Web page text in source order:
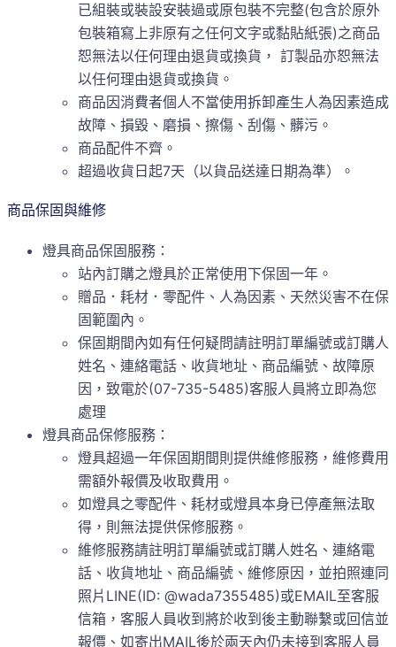
已組裝或裝設安裝過或原包裝不完整(包含於原外
包裝箱寫上非原有之任何文字或黏貼紙張)之商品
恕無法以任何理由退貨或換貨， 訂製品亦恕無法
以任何理由退貨或換貨。
商品因消費者個人不當使用拆卸產生人為因素造成
故障、損毀、磨損、擦傷、刮傷、髒污。
商品配件不齊。
超過收貨日起7天（以貨品送達日期為準）。
商品保固與維修
燈具商品保固服務：
站內訂購之燈具於正常使用下保固一年。
贈品．耗材．零配件、人為因素、天然災害不在保
固範圍內。
保固期間內如有任何疑問請註明訂單編號或訂購人
姓名、連絡電話、收貨地址、商品編號、故障原
因，致電於(07-735-5485)客服人員將立即為您
處理
燈具商品保修服務：
燈具超過一年保固期間則提供維修服務，維修費用
需額外報價及收取費用。
如燈具之零配件、耗材或燈具本身已停產無法取
得，則無法提供保修服務。
維修服務請註明訂單編號或訂購人姓名、連絡電
話、收貨地址、商品編號、維修原因，並拍照連同
照片LINE(ID: @wada7355485)或EMAIL至客服
信箱，客服人員收到將於收到後主動聯繫或回信並
報價、如寄出MAIL後於兩天內仍未接到客服人員